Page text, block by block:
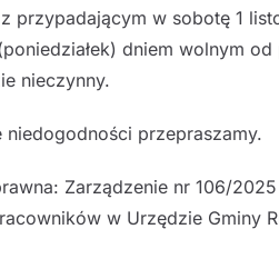
przypadającym w sobotę 1
dniem wolnym
nieczynny.
niedogodności przepraszamy.
Zarządzenie nr 106/
w Urzędzie Gminy